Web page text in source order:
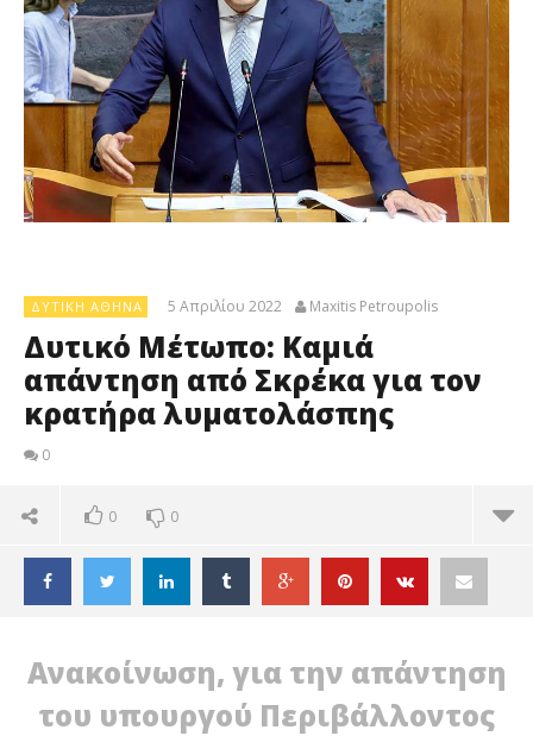
ΔΥΤΙΚΉ ΑΘΉΝΑ 5 Απριλίου 2022 Maxitis Petroupolis
Δυτικό Μέτωπο: Καμιά
απάντηση από Σκρέκα για τον
κρατήρα λυματολάσπης
0
0 0
Ανακοίνωση, για την απάντηση
του υπουργού Περιβάλλοντος